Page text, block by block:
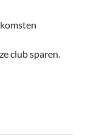
club sparen.